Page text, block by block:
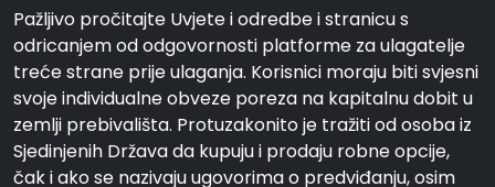
Pažljivo pročitajte Uvjete i odredbe i stranicu s
odricanjem od odgovornosti platforme za ulagatelje
treće strane prije ulaganja. Korisnici moraju biti svjesni
svoje individualne obveze poreza na kapitalnu dobit u
zemlji prebivališta. Protuzakonito je tražiti od osoba iz
Sjedinjenih Država da kupuju i prodaju robne opcije,
čak i ako se nazivaju ugovorima o predviđanju, osim